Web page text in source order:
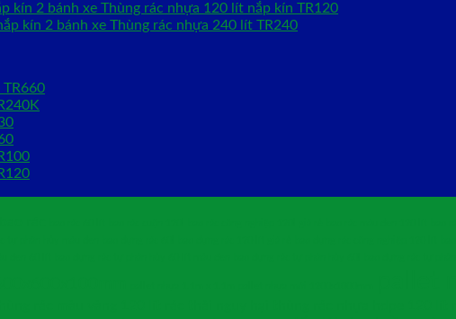
Thùng rác nhựa 120 lít nắp kín TR120
Thùng rác nhựa 240 lít TR240